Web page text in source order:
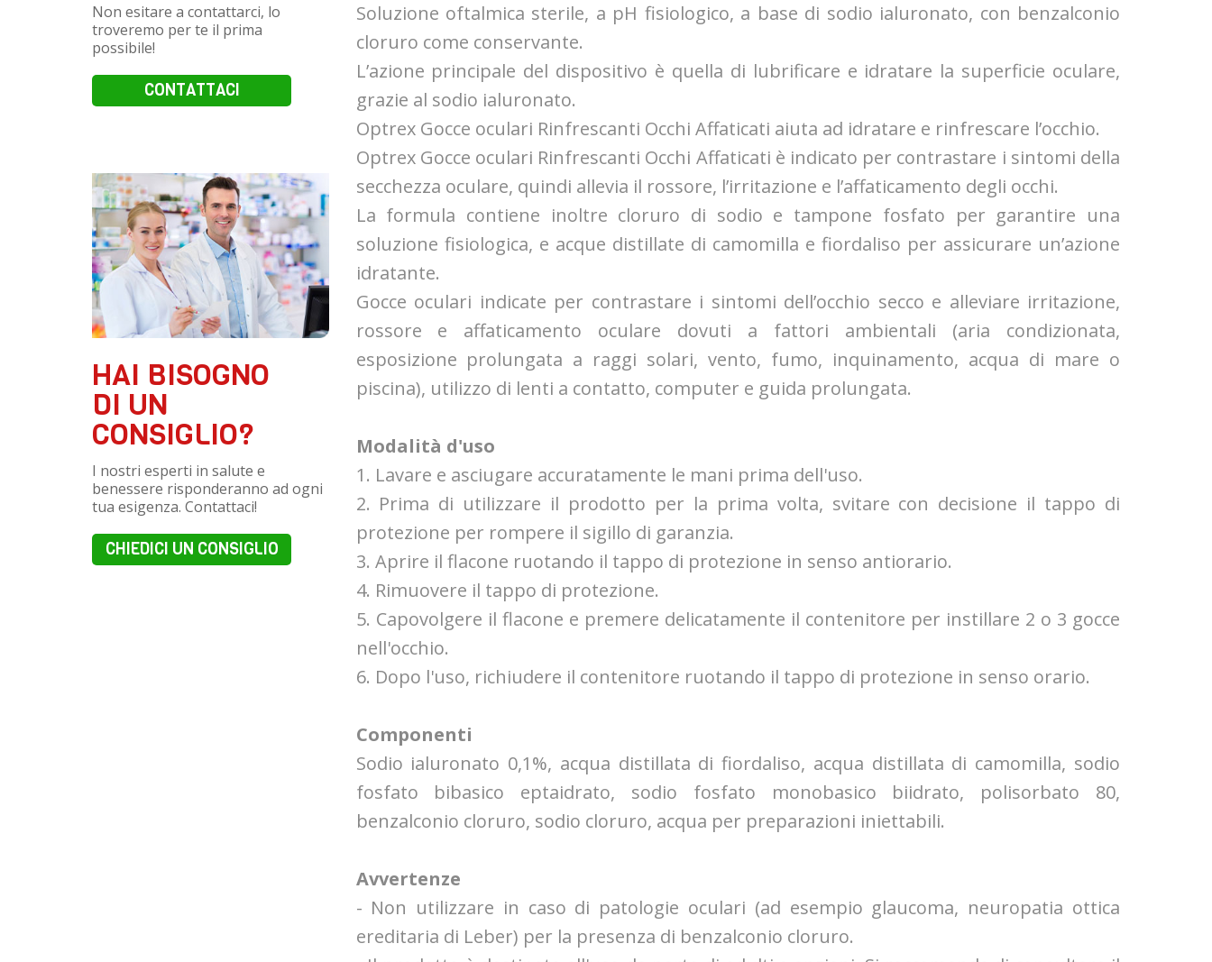
Soluzione oftalmica sterile, a pH fisiologico, a base di sodio ialuronato, con benzalconio
cloruro come conservante.
L’azione principale del dispositivo è quella di lubrificare e idratare la superficie oculare,
grazie al sodio ialuronato.
Optrex Gocce oculari Rinfrescanti Occhi Affaticati aiuta ad idratare e rinfrescare l’occhio.
Optrex Gocce oculari Rinfrescanti Occhi Affaticati è indicato per contrastare i sintomi della
secchezza oculare, quindi allevia il rossore, l’irritazione e l’affaticamento degli occhi.
La formula contiene inoltre cloruro di sodio e tampone fosfato per garantire una
soluzione fisiologica, e acque distillate di camomilla e fiordaliso per assicurare un’azione
idratante.
Gocce oculari indicate per contrastare i sintomi dell’occhio secco e alleviare irritazione,
rossore e affaticamento oculare dovuti a fattori ambientali (aria condizionata,
esposizione prolungata a raggi solari, vento, fumo, inquinamento, acqua di mare o
piscina), utilizzo di lenti a contatto, computer e guida prolungata.
Modalità d'uso
1. Lavare e asciugare accuratamente le mani prima dell'uso.
2. Prima di utilizzare il prodotto per la prima volta, svitare con decisione il tappo di
protezione per rompere il sigillo di garanzia.
3. Aprire il flacone ruotando il tappo di protezione in senso antiorario.
4. Rimuovere il tappo di protezione.
5. Capovolgere il flacone e premere delicatamente il contenitore per instillare 2 o 3 gocce
nell'occhio.
6. Dopo l'uso, richiudere il contenitore ruotando il tappo di protezione in senso orario.
Componenti
Sodio ialuronato 0,1%, acqua distillata di fiordaliso, acqua distillata di camomilla, sodio
fosfato bibasico eptaidrato, sodio fosfato monobasico biidrato, polisorbato 80,
benzalconio cloruro, sodio cloruro, acqua per preparazioni iniettabili.
Avvertenze
- Non utilizzare in caso di patologie oculari (ad esempio glaucoma, neuropatia ottica
ereditaria di Leber) per la presenza di benzalconio cloruro.
Non esitare a contattarci, lo
troveremo per te il prima
possibile!
CONTATTACI
HAI BISOGNO
DI UN
CONSIGLIO?
I nostri esperti in salute e
benessere risponderanno ad ogni
tua esigenza. Contattaci!
CHIEDICI UN CONSIGLIO